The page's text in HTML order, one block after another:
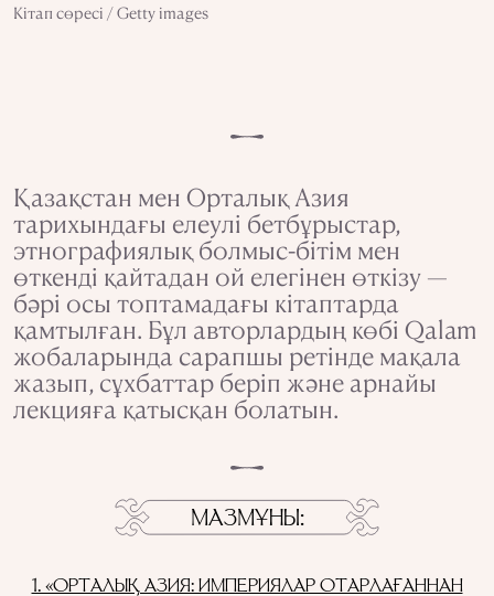
Кітап сөресі / Getty images
Қазақстан мен Орталық Азия
тарихындағы елеулі бетбұрыстар,
этнографиялық болмыс-бітім мен
өткенді қайтадан ой елегінен өткізу —
бәрі осы топтамадағы кітаптарда
қамтылған. Бұл авторлардың көбі Qalam
жобаларында сарапшы ретінде мақала
жазып, сұхбаттар беріп және арнайы
лекцияға қатысқан болатын.
МАЗМҰНЫ
1. «ОРТАЛЫҚ АЗИЯ: ИМПЕРИЯЛАР ОТАРЛАҒАННАН